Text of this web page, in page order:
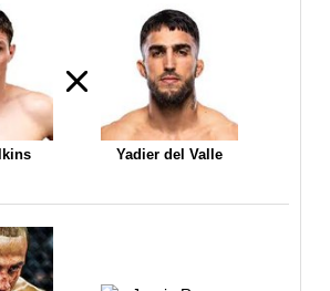
Yadier del Valle